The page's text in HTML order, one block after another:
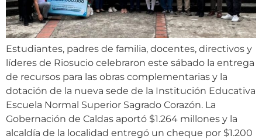
Estudiantes, padres de familia, docentes, directivos y
líderes de Riosucio celebraron este sábado la entrega
de recursos para las obras complementarias y la
dotación de la nueva sede de la Institución Educativa
Escuela Normal Superior Sagrado Corazón. La
Gobernación de Caldas aportó $1.264 millones y la
alcaldía de la localidad entregó un cheque por $1.200